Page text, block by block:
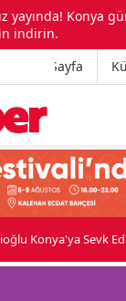
yayında! Konya
indirin.
Ana Sayfa
Konya'ya Sevk